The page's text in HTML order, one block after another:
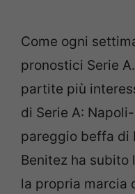
Come ogni
pronostici Serie
partite più
di Serie A:
pareggio beffa di
Benitez ha subito
la propria marcia